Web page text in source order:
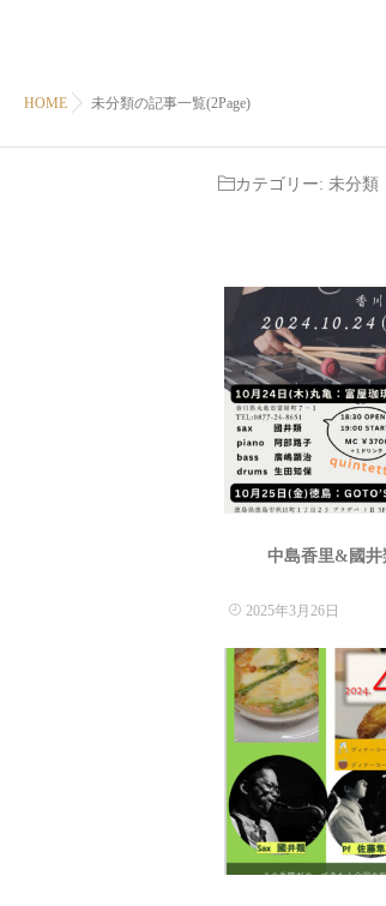
HOME 未分類の記事一覧(2Page)
カテゴリー: 未分類
中島香里&國
2025年3月26日